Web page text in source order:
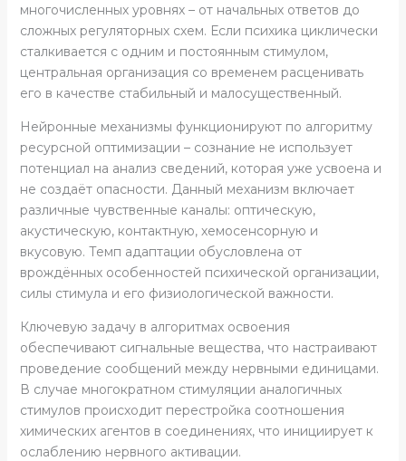
многочисленных уровнях – от начальных ответов до
сложных регуляторных схем. Если психика циклически
сталкивается с одним и постоянным стимулом,
центральная организация со временем расценивать
его в качестве стабильный и малосущественный.
Нейронные механизмы функционируют по алгоритму
ресурсной оптимизации – сознание не использует
потенциал на анализ сведений, которая уже усвоена и
не создаёт опасности. Данный механизм включает
различные чувственные каналы: оптическую,
акустическую, контактную, хемосенсорную и
вкусовую. Темп адаптации обусловлена от
врождённых особенностей психической организации,
силы стимула и его физиологической важности.
Ключевую задачу в алгоритмах освоения
обеспечивают сигнальные вещества, что настраивают
проведение сообщений между нервными единицами.
В случае многократном стимуляции аналогичных
стимулов происходит перестройка соотношения
химических агентов в соединениях, что инициирует к
ослаблению нервного активации.